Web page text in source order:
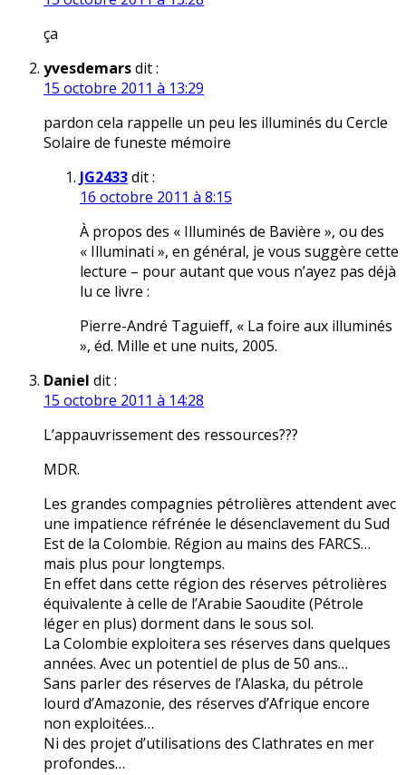
ça
yvesdemarsdit :
15 octobre 2011 à 13:29
pardon cela rappelle un peu les illuminés du Cercle
Solaire de funeste mémoire
JG2433dit :
16 octobre 2011 à 8:15
À propos des « Illuminés de Bavière », ou des
« Illuminati », en général, je vous suggère cette
lecture – pour autant que vous n’ayez pas déjà
lu ce livre :
Pierre-André Taguieff, « La foire aux illuminés
», éd. Mille et une nuits, 2005.
Daniel dit :
15 octobre 2011 à 14:28
L’appauvrissement des ressources???
MDR.
Les grandes compagnies pétrolières attendent avec
une impatience réfrénée le désenclavement du Sud
Est de la Colombie. Région au mains des FARCS…
mais plus pour longtemps.
En effet dans cette région des réserves pétrolières
équivalente à celle de l’Arabie Saoudite (Pétrole
léger en plus) dorment dans le sous sol.
La Colombie exploitera ses réserves dans quelques
années. Avec un potentiel de plus de 50 ans…
Sans parler des réserves de l’Alaska, du pétrole
lourd d’Amazonie, des réserves d’Afrique encore
non exploitées…
Ni des projet d’utilisations des Clathrates en mer
profondes…